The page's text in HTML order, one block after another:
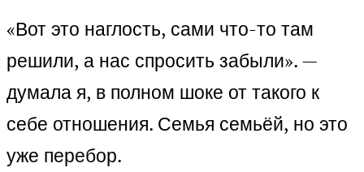
«Вот это наглость, сами что-то там
решили, а нас спросить забыли». —
думала я, в полном шоке от такого к
себе отношения. Семья семьёй, но это
уже перебор.